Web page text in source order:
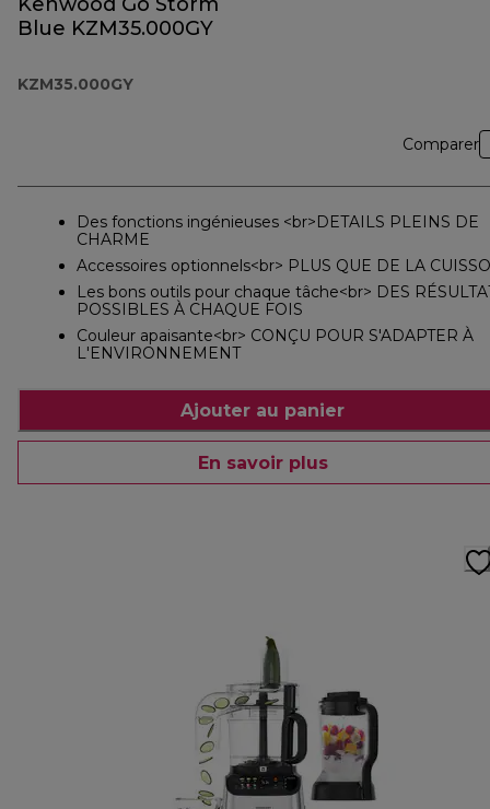
Kenwood Go Storm
Blue KZM35.000GY
KZM35.000GY
Comparer
Des fonctions ingénieuses <br>DETAILS PLEINS DE
CHARME
Accessoires optionnels<br> PLUS QUE DE LA
Les bons outils pour chaque tâche<br> DES
POSSIBLES À CHAQUE FOIS
Couleur apaisante<br> CONÇU POUR S'ADAPTER À
L'ENVIRONNEMENT
Ajouter au panier
En savoir plus